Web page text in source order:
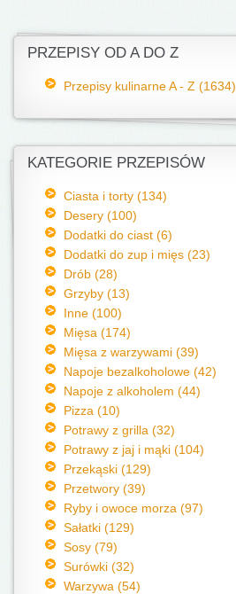
PRZEPISY OD A DO Z
Przepisy kulinarne A - Z (1634)
KATEGORIE PRZEPISÓW
Ciasta i torty (134)
Desery (100)
Dodatki do ciast (6)
Dodatki do zup i mięs (23)
Drób (28)
Grzyby (13)
Inne (100)
Mięsa (174)
Mięsa z warzywami (39)
Napoje bezalkoholowe (42)
Napoje z alkoholem (44)
Pizza (10)
Potrawy z grilla (32)
Potrawy z jaj i mąki (104)
Przekąski (129)
Przetwory (39)
Ryby i owoce morza (97)
Sałatki (129)
Sosy (79)
Surówki (32)
Warzywa (54)